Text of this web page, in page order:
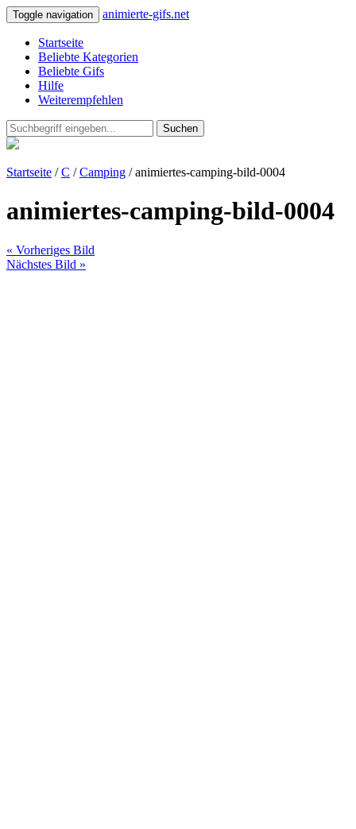
Toggle navigation animierte-gifs.net
Startseite
Beliebte Kategorien
Beliebte Gifs
Hilfe
Weiterempfehlen
Suchen
Startseite /C /Camping / animiertes-camping-bild-0004
animiertes-camping-bild-0004
« Vorheriges Bild
Nächstes Bild »